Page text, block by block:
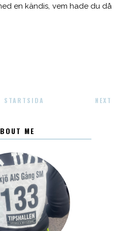
en kändis, vem hade du då
STARTSIDA NEXT
ME